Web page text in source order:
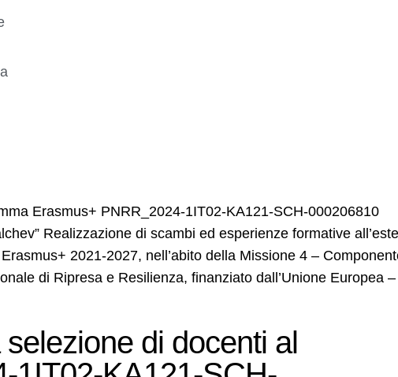
Erasmus+ PNRR_2024-1IT02-KA121-SCH-000206810
Realizzazione di scambi ed esperienze formative
2021-2027, nell’abito della Missione 4 –
di Ripresa e Resilienza, finanziato dall’Unione Europea –
di docenti al